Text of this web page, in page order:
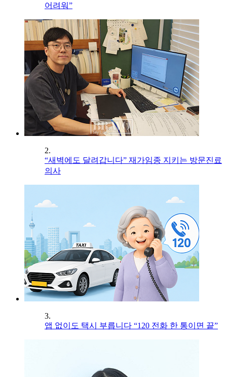
어려워”
2.
“새벽에도 달려갑니다” 재가임종 지키는 방문진료
의사
3.
앱 없이도 택시 부릅니다 “120 전화 한 통이면 끝”